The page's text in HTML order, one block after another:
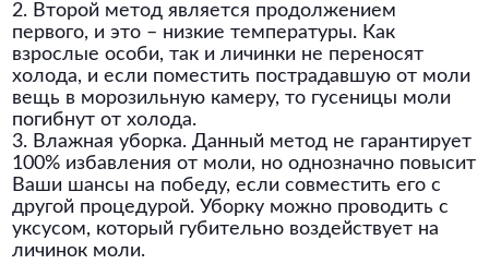
2. Второй метод является продолжением
первого, и это – низкие температуры. Как
взрослые особи, так и личинки не переносят
холода, и если поместить пострадавшую от моли
вещь в морозильную камеру, то гусеницы моли
погибнут от холода.
3. Влажная уборка. Данный метод не гарантирует
100% избавления от моли, но однозначно повысит
Ваши шансы на победу, если совместить его с
другой процедурой. Уборку можно проводить с
уксусом, который губительно воздействует на
личинок моли.